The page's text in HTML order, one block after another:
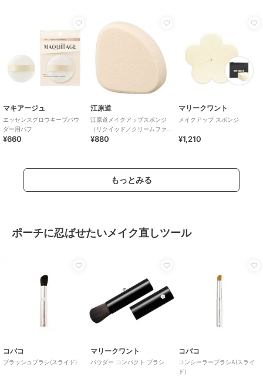
マキアージュ
エッセンスグロウキープパウ
ダー用パフ
¥660
江原道
江原道メイクアップスポンジ
（リクイッド／クリームファ
ンデーション用）
¥880
マリークワント
メイクアップ スポンジ
¥1,210
もっとみる
ポーチに忍ばせたいメイク直しツール
コバコ
ブラッシュブラシ(スライド)
マリークワント
パウダー コンパクト ブラシ
コバコ
コンシーラーブラシA(スライ
ド)